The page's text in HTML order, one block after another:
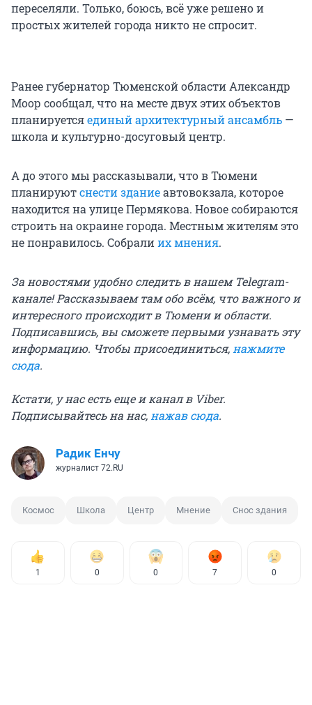
переселяли. Только, боюсь, всё уже решено и
простых жителей города никто не спросит.
Ранее губернатор Тюменской области Александр
Моор сообщал, что на месте двух этих объектов
планируетсяединый архитектурный ансамбль —
школа и культурно-досуговый центр.
А до этого мы рассказывали, что в Тюмени
планируютснести зданиеавтовокзала, которое
находится на улице Пермякова. Новое собираются
строить на окраине города. Местным жителям это
не понравилось. Собралиих мнения.
За новостями удобно следить в нашем Telegram-
канале! Рассказываем там обо всём, что важного и
интересного происходит в Тюмени и области.
Подписавшись, вы сможете первыми узнавать эту
информацию. Чтобы присоединиться,нажмите
сюда.
Кстати, у нас есть еще и канал в Viber.
Подписывайтесь на нас,нажав сюда.
Радик Енчу
журналист 72.RU
Космос Школа Центр Мнение Снос здания
1 0 0 7 0